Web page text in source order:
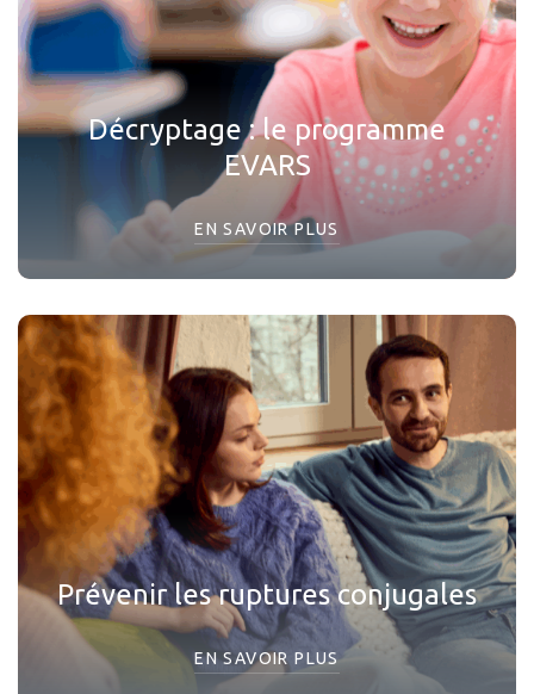
Décryptage : le programme
EVARS
EN SAVOIR PLUS
Prévenir les ruptures conjugales
EN SAVOIR PLUS